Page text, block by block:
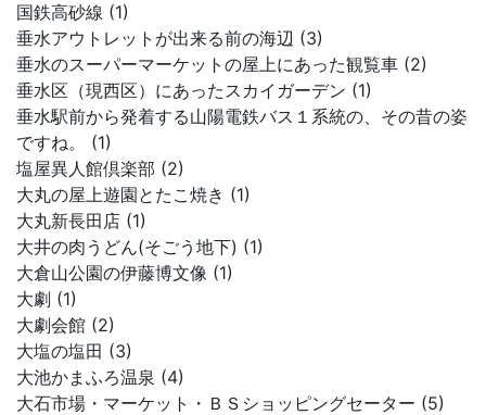
国鉄高砂線 (1)
垂水アウトレットが出来る前の海辺 (3)
垂水のスーパーマーケットの屋上にあった観覧車 (2)
垂水区（現西区）にあったスカイガーデン (1)
垂水駅前から発着する山陽電鉄バス１系統の、その昔の姿
ですね。 (1)
塩屋異人館倶楽部 (2)
大丸の屋上遊園とたこ焼き (1)
大丸新長田店 (1)
大井の肉うどん(そごう地下) (1)
大倉山公園の伊藤博文像 (1)
大劇 (1)
大劇会館 (2)
大塩の塩田 (3)
大池かまふろ温泉 (4)
大石市場・マーケット・ＢＳショッピングセーター (5)